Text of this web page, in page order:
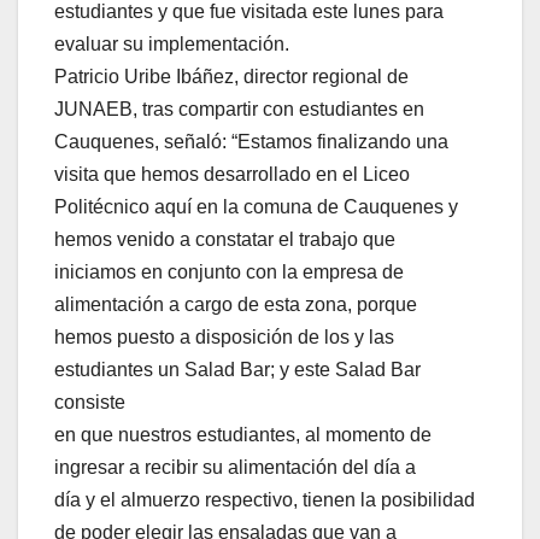
estudiantes y que fue visitada este lunes para
evaluar su implementación.
Patricio Uribe Ibáñez, director regional de
JUNAEB, tras compartir con estudiantes en
Cauquenes, señaló: “Estamos finalizando una
visita que hemos desarrollado en el Liceo
Politécnico aquí en la comuna de Cauquenes y
hemos venido a constatar el trabajo que
iniciamos en conjunto con la empresa de
alimentación a cargo de esta zona, porque
hemos puesto a disposición de los y las
estudiantes un Salad Bar; y este Salad Bar
consiste
en que nuestros estudiantes, al momento de
ingresar a recibir su alimentación del día a
día y el almuerzo respectivo, tienen la posibilidad
de poder elegir las ensaladas que van a